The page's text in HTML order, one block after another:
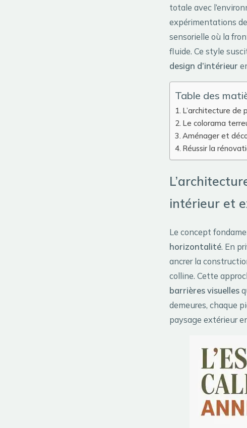
totale avec
expérimentations
sensorielle où la
fluide. Ce style
design d’intérieur
Table des
L’architecture
Le colorama
Aménager et
Réussir la
intérieur et
Le concept
horizontalité. En
ancrer la
colline. Cette
barrières visuelles
demeures, chaque
paysage extérieur